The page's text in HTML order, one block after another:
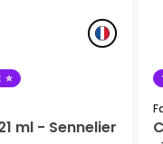
ml - Sennelier